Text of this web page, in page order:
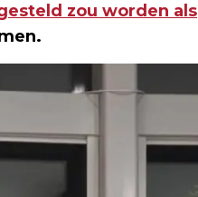
zou worden als